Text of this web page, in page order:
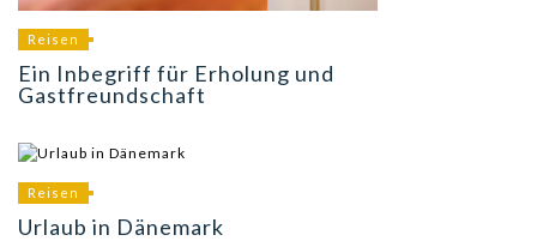
Reisen
Ein Inbegriff für Erholung und
Gastfreundschaft
Reisen
Urlaub in Dänemark